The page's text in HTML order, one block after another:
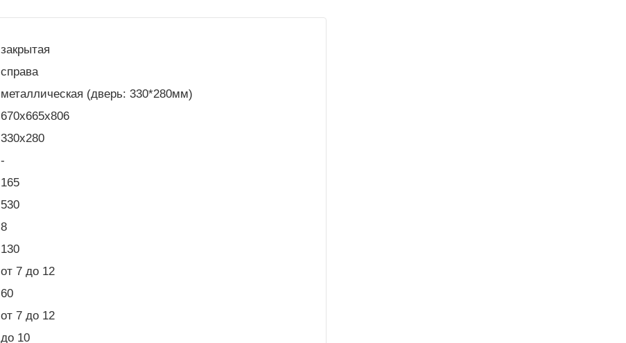
закрытая
справа
металлическая (дверь: 330*280мм)
670x665x806
330x280
-
165
530
8
130
от 7 до 12
60
от 7 до 12
до 10